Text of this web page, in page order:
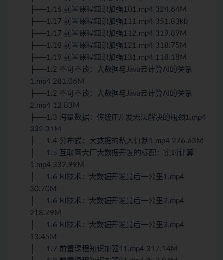
├──1.16 前置课程知识加强101.mp4 324.64M
├──1.17 前置课程知识加强111.mp4 351.83kb
├──1.17 前置课程知识加强112.mp4 319.89M
├──1.18 前置课程知识加强121.mp4 318.75M
├──1.19 前置课程知识加强131.mp4 118.18M
├──1.2 不可不谈：大数据与Java云计算AI的关系
1.mp4 281.06M
├──1.2 不可不谈：大数据与Java云计算AI的关系
2.mp4 12.83M
├──1.3 海量数据：传统IT开发无法解决的瓶颈1.mp4
332.31M
├──1.4 分布式：大数据的私人订制1.mp4 276.63M
├──1.5 互联网大厂大数据开发的标配：实时计算
1.mp4 332.99M
├──1.6 BI技术：大数据开发最后一公里1.mp4
30.70M
├──1.6 BI技术：大数据开发最后一公里2.mp4
218.79M
├──1.6 BI技术：大数据开发最后一公里3.mp4
13.45M
├──1.7 前置课程知识加强11.mp4 317.14M